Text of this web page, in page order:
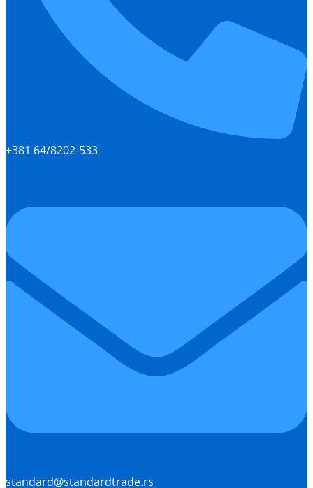
+381 64/8202-533
standard@standardtrade.rs